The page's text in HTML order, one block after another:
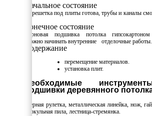
Начальное состояние
Обрешетка под плиты готова, трубы и каналы
Конечное состояние
Черновая подшивка потолка
Можно начинать внутренние отделочные работы.
Содержание
перемещение материалов.
установка плит.
Необходимые
подшивки деревянного
Мерная рулетка, металлическая линейка, нож,
циркульная пила, лестница-стремянка.